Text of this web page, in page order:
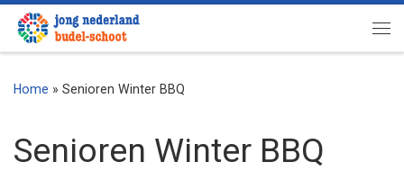
Ga naar inhoud
Home » Senioren Winter BBQ
Senioren Winter BBQ